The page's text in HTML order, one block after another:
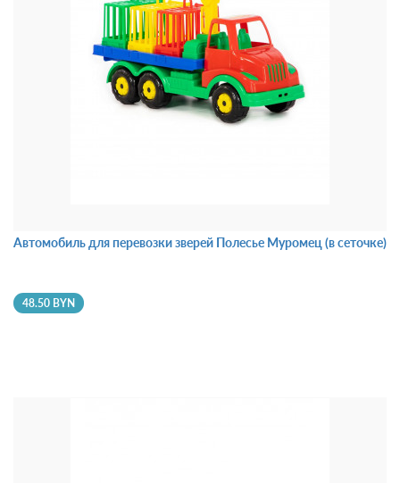
Автомобиль для перевозки зверей Полесье Муромец (в сеточке)
48.50 BYN